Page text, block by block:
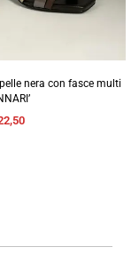
nera con fasce multi